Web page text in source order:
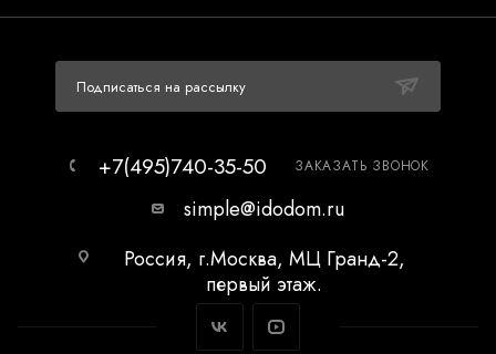
Подписаться на рассылку
+7(495)740-35-50 ЗАКАЗАТЬ ЗВОНОК
simple@idodom.ru
Россия, г.Москва, МЦ Гранд-2,
первый этаж.